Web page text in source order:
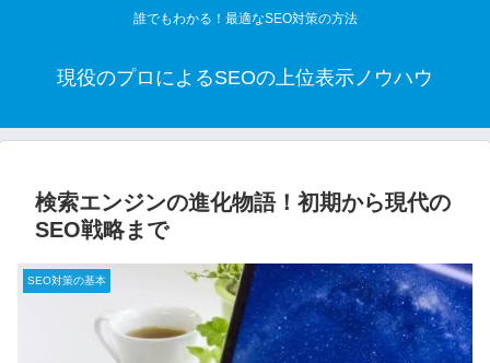
誰でもわかる！最適なSEO対策の方法
現役のプロによるSEOの上位表示ノウハウ
検索エンジンの進化物語！初期から現代の
SEO戦略まで
SEO対策の基本